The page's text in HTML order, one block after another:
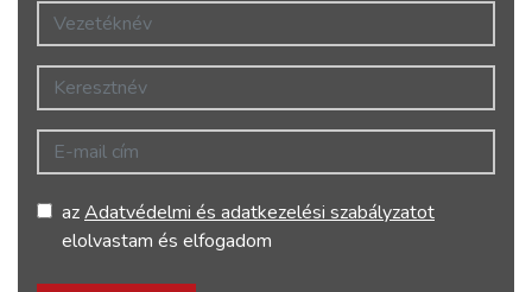
Vezetéknév
Keresztnév
E-mail cím
azAdatvédelmi és adatkezelési szabályzatot
elolvastam és elfogadom